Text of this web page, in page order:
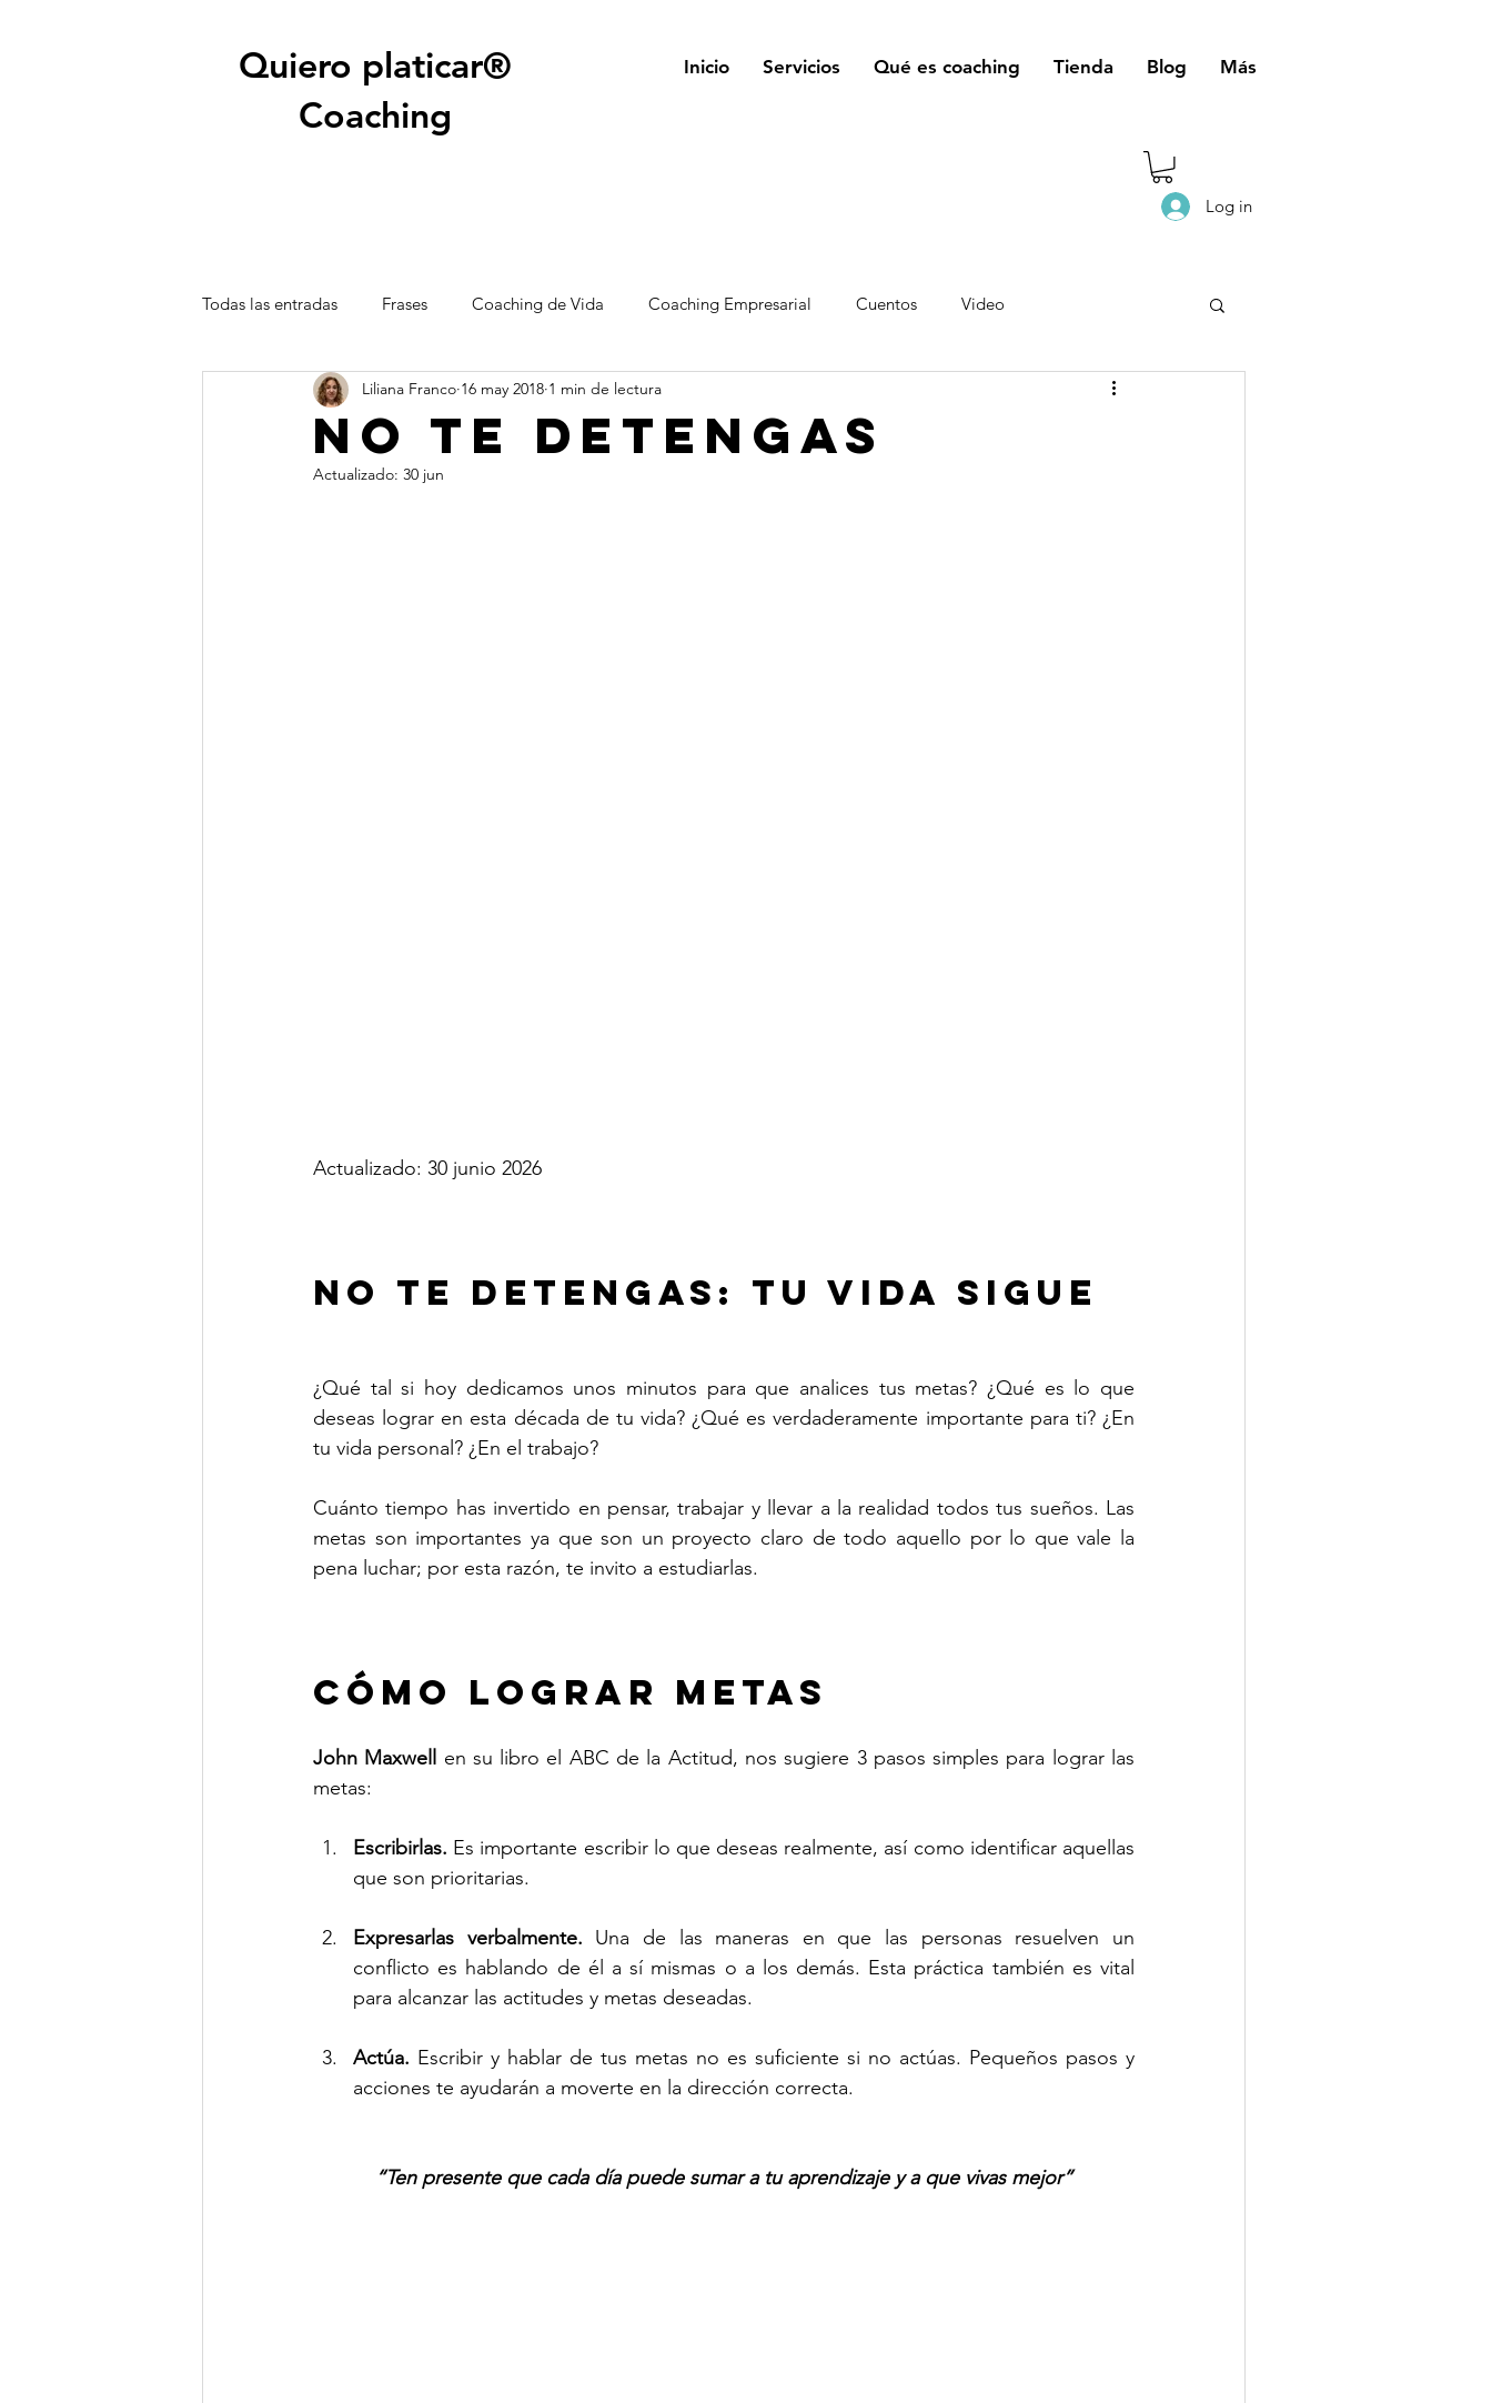
Quiero platicar®
Coaching
Inicio Servicios Qué es coaching Tienda Blog Más
Log in
Todas las entradas Frases Coaching de Vida Coaching Empresarial Cuentos Video
No te detengas
Liliana Franco 16 may 2018 1 min de lectura
Actualizado: 30 jun
Actualizado: 30 junio 2026
No te detengas: tu vida sigue
¿Qué tal si hoy dedicamos unos minutos para que analices tus metas? ¿Qué es lo que
deseas lograr en esta década de tu vida? ¿Qué es verdaderamente importante para ti? ¿En
tu vida personal? ¿En el trabajo?
Cuánto tiempo has invertido en pensar, trabajar y llevar a la realidad todos tus sueños. Las
metas son importantes ya que son un proyecto claro de todo aquello por lo que vale la
pena luchar; por esta razón, te invito a estudiarlas.
Cómo lograr metas
John Maxwell
en su libro el ABC de la Actitud, nos sugiere 3 pasos simples para lograr las
metas:
Escribirlas. Es importante escribir lo que deseas realmente, así como identificar aquellas
que son prioritarias.
Expresarlas verbalmente. Una de las maneras en que las personas resuelven un
conflicto es hablando de él a sí mismas o a los demás. Esta práctica también es vital
para alcanzar las actitudes y metas deseadas.
Actúa. Escribir y hablar de tus metas no es suficiente si no actúas. Pequeños pasos y
acciones te ayudarán a moverte en la dirección correcta.
“Ten presente que cada día puede sumar a tu aprendizaje y a que vivas mejor”